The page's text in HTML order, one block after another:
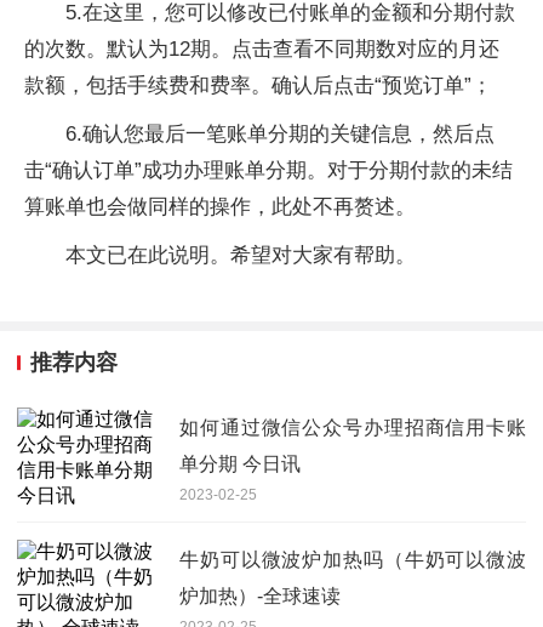
5.在这里，您可以修改已付账单的金额和分期付款
的次数。默认为12期。点击查看不同期数对应的月还
款额，包括手续费和费率。确认后点击“预览订单”；
6.确认您最后一笔账单分期的关键信息，然后点
击“确认订单”成功办理账单分期。对于分期付款的未结
算账单也会做同样的操作，此处不再赘述。
本文已在此说明。希望对大家有帮助。
推荐内容
如何通过微信公众号办理招商信用卡账
单分期 今日讯
2023-02-25
牛奶可以微波炉加热吗（牛奶可以微波
炉加热）-全球速读